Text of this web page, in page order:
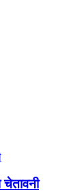
चेतावनी